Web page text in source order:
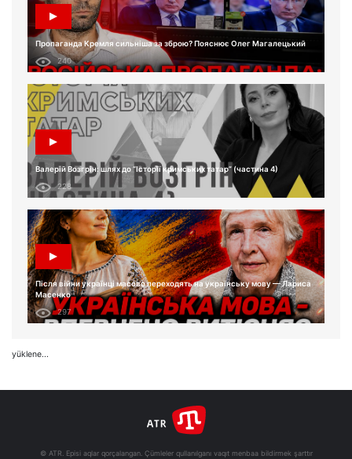
Пропаганда Кремля сильніша за зброю? Пояснює Олег Магалецький
240
Валерій Возгрін: шлях до “Історії кримських татар” (частина 4)
228
Після війни українці масово переходять на українську мову — Лариса
Масенко
297
yüklene...
© ATR. Episi aqlar qorçalangan. Çümleler qullanılganı vaqıt menbaa bildirmek şarttır